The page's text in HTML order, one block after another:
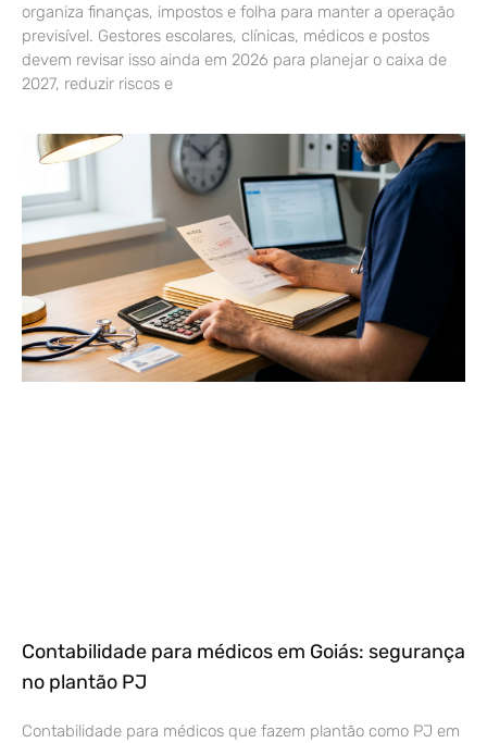
organiza finanças, impostos e folha para manter a operação
previsível. Gestores escolares, clínicas, médicos e postos
devem revisar isso ainda em 2026 para planejar o caixa de
2027, reduzir riscos e
Contabilidade para médicos em Goiás: segurança
no plantão PJ
Contabilidade para médicos que fazem plantão como PJ em